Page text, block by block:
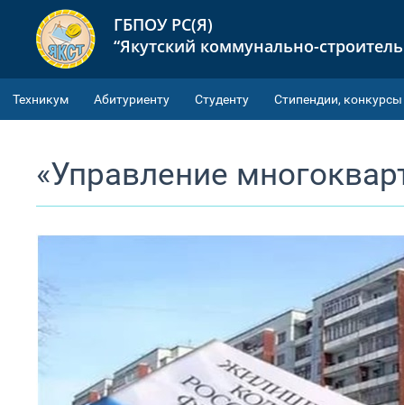
ГБПОУ РС(Я)
“Якутский коммунально-
Техникум Абитуриенту Студенту Cтипендии, конкурсы
«Управление